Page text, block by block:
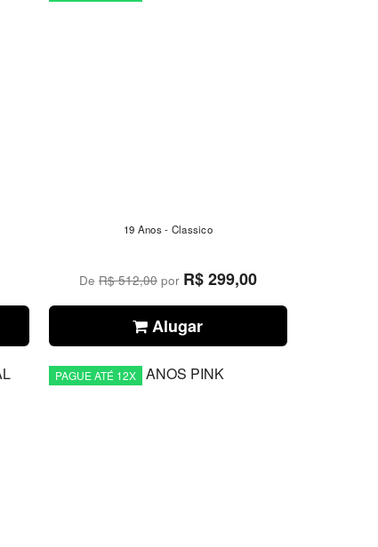
19 Anos - Classico
De R$ 512,00por R$ 299,00
Alugar
PAGUE ATÉ 12X